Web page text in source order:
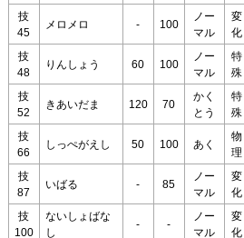
技
45
メロメロ - 100
ノー
マル
変
化
技
48
りんしょう 60 100
ノー
マル
特
殊
技
52
きあいだま 120 70
かく
とう
特
殊
技
66
しっぺがえし 50 100 あく
物
理
技
87
いばる - 85
ノー
マル
変
化
技
100
ないしょばな
し
- -
ノー
マル
変
化